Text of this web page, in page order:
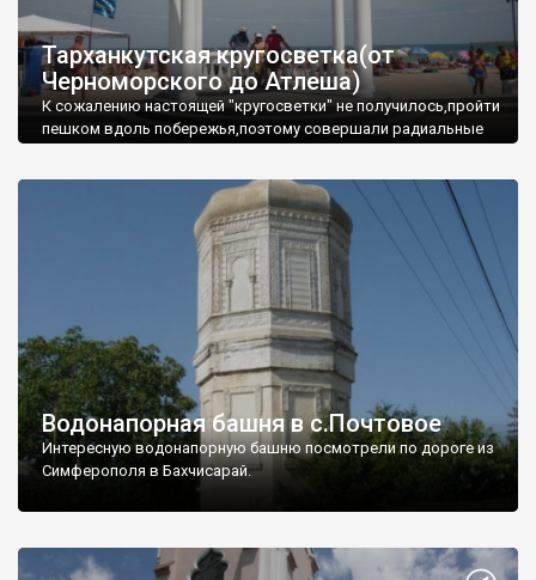
Тарханкутская кругосветка(от
Черноморского до Атлеша)
К сожалению настоящей "кругосветки" не получилось,пройти
пешком вдоль побережья,поэтому совершали радиальные
Водонапорная башня в с.Почтовое
Интересную водонапорную башню посмотрели по дороге из
Симферополя в Бахчисарай.